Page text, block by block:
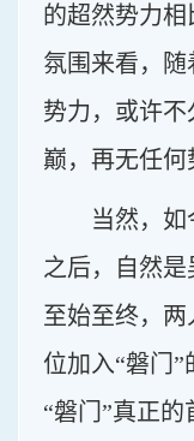
的超然势力相
氛围来看，
势力，或许
巅，再无任何
当然，如
之后，自然
至始至终，
位加入“磐门”
“磐门”真正